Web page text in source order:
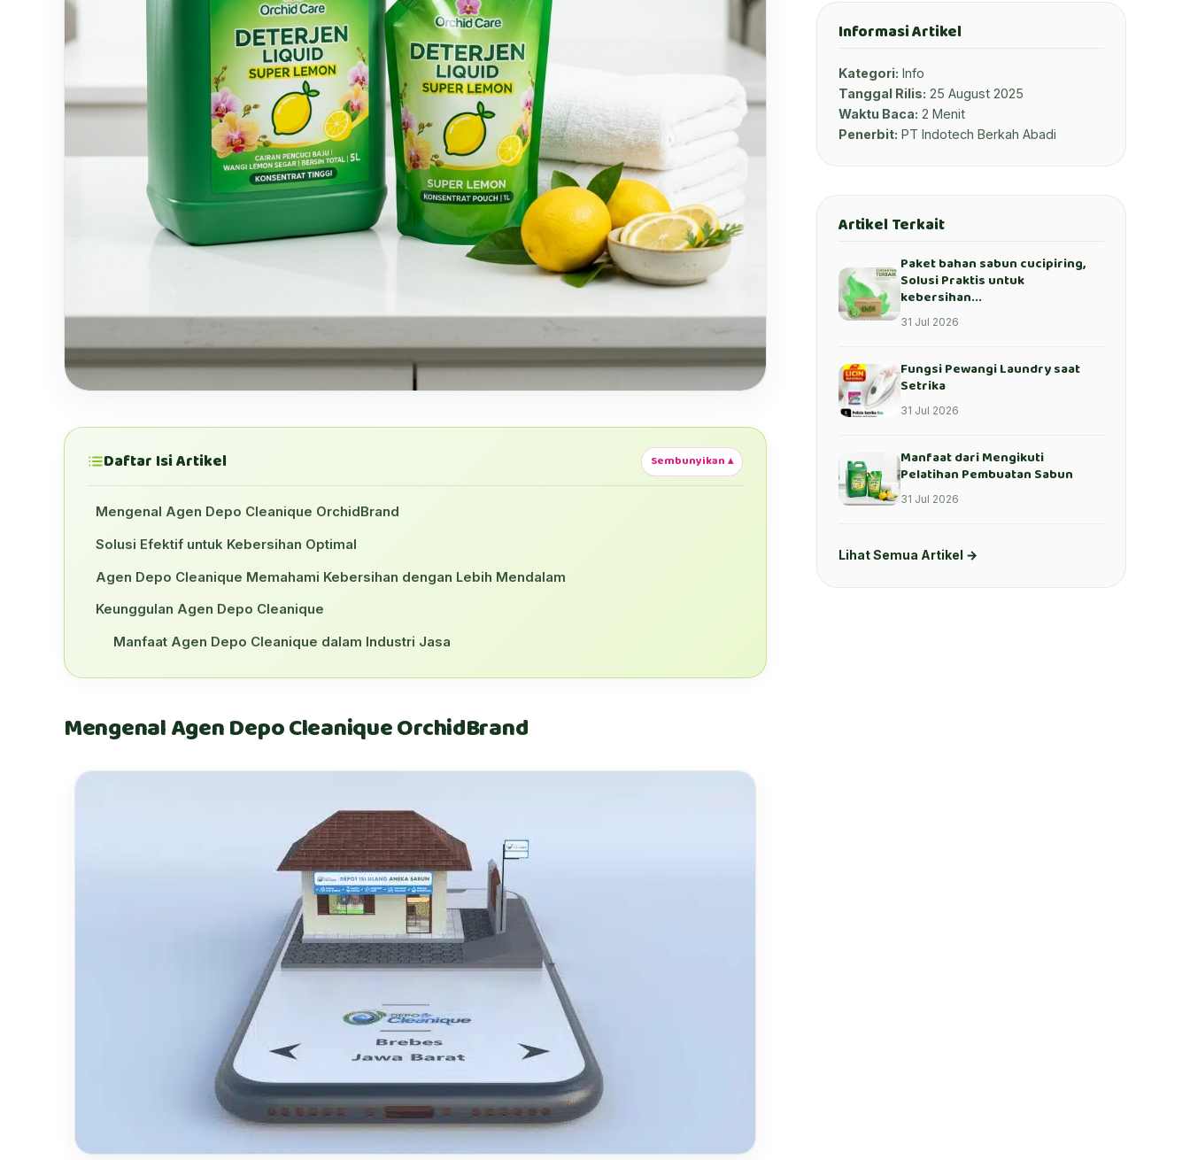
Daftar Isi Artikel Sembunyikan ▴
Mengenal Agen Depo Cleanique OrchidBrand
Solusi Efektif untuk Kebersihan Optimal
Agen Depo Cleanique Memahami Kebersihan dengan Lebih Mendalam
Keunggulan Agen Depo Cleanique
Manfaat Agen Depo Cleanique dalam Industri Jasa
Mengenal Agen Depo Cleanique OrchidBrand
Informasi Artikel
Kategori: Info
Tanggal Rilis: 25 August 2025
Waktu Baca: 2 Menit
Penerbit: PT Indotech Berkah Abadi
Artikel Terkait
Paket bahan sabun cucipiring,
Solusi Praktis untuk
kebersihan...
31 Jul 2026
Fungsi Pewangi Laundry saat
Setrika
31 Jul 2026
Manfaat dari Mengikuti
Pelatihan Pembuatan Sabun
31 Jul 2026
Lihat Semua Artikel →